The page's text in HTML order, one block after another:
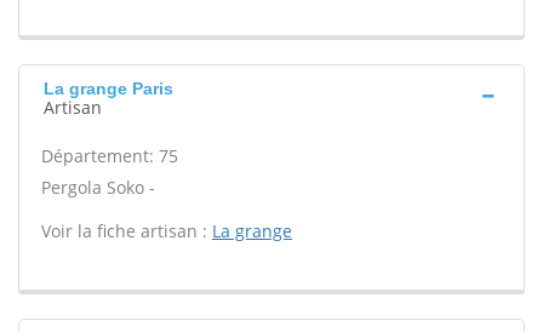
La grange Paris
Artisan
Département: 75
Pergola Soko -
Voir la fiche artisan : La grange